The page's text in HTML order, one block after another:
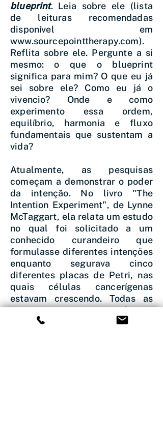
blueprint. Leia sobre ele (lista
de leituras recomendadas
disponível em
www.sourcepointtherapy.com).
Reflita sobre ele. Pergunte a si
mesmo: o que o blueprint
significa para mim? O que eu já
sei sobre ele? Como eu já o
vivencio? Onde e como
experimento essa ordem,
equilíbrio, harmonia e fluxo
fundamentais que sustentam a
vida?
Atualmente, as pesquisas
começam a demonstrar o poder
da intenção. No livro "The
Intention Experiment", de Lynne
McTaggart, ela relata um estudo
no qual foi solicitado a um
conhecido curandeiro que
formulasse diferentes intenções
enquanto segurava cinco
diferentes placas de Petri, nas
quais células cancerígenas
estavam crescendo. Todas as
amostras mostraram alguma
redução no crescimento das